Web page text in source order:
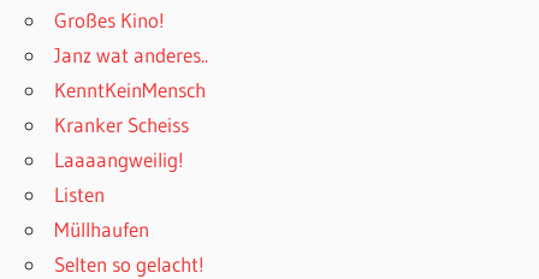
Großes Kino!
Janz wat anderes..
KenntKeinMensch
Kranker Scheiss
Laaaangweilig!
Listen
Müllhaufen
Selten so gelacht!